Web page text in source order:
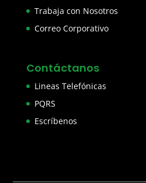
Trabaja con Nosotros
Correo Corporativo
Contáctanos
Lineas Telefónicas
PQRS
Escríbenos